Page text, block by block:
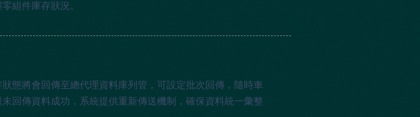
組件庫存狀況。
態將會回傳至總代理資料庫列管，可設定批次回傳，隨時車
回傳資料成功，系統提供重新傳送機制，確保資料統一彙整